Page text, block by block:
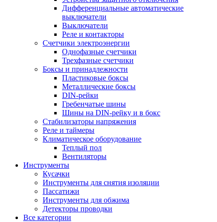
Дифференциальные автоматические
выключатели
Выключатели
Реле и контакторы
Счетчики электроэнергии
Однофазные счетчики
Трехфазные счетчики
Боксы и принадлежности
Пластиковые боксы
Металлические боксы
DIN-рейки
Гребенчатые шины
Шины на DIN-рейку и в бокс
Стабилизаторы напряжения
Реле и таймеры
Климатическое оборудование
Теплый пол
Вентиляторы
Инструменты
Кусачки
Инструменты для снятия изоляции
Пассатижи
Инструменты для обжима
Детекторы проводки
Все категории